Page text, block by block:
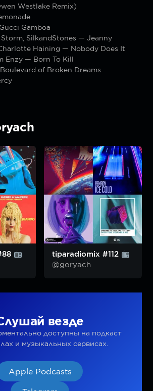
Westlake Remix)
Gamboa
SilkandStones — Jeanny
Haining — Nobody Does It
Enzy — Born To Kill
of Broken Dreams
tiparadiomix #112
@goryach
везде
доступны на подкаст
и музыкальных сервисах.
Apple Podcasts